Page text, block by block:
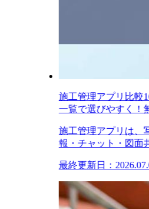
施工管理アプリ比較
一覧で選びやすく！
施工管理アプリは、
報・チャット・図面
最終更新日：